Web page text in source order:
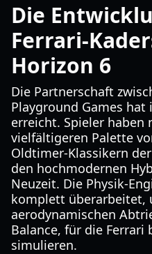
Die
Ferrari-
Horizon 6
Die Partnerschaft
Playground Games hat
erreicht. Spieler haben
vielfältigeren Palette
Oldtimer-Klassikern
den hochmodernen
Neuzeit. Die Physik-
komplett überarbeitet,
aerodynamischen
Balance, für die Ferrari
simulieren.